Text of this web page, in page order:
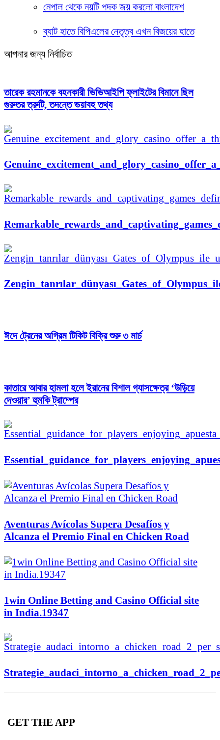
নেপাল থেকে নয়টি পদক জয় করলো বাংলাদেশ
ব্যাট হাতে বিপিএলের নেতৃত্ব এখন বিজয়ের হাতে
আপনার জন্য নির্বাচিত
তারেক রহমানকে বহনকারী ভিভিআইপি ফ্লাইটের বিমানে ছিল
গুরুতর ত্রুটি, তদন্তে ভয়াবহ তথ্য
ঈদে ট্রেনের অগ্রিম টিকিট বিক্রি শুরু ৩ মার্চ
কাতারে আবার হামলা হলে ইরানের বিশাল গ্যাসক্ষেত্র ‘উড়িয়ে
দেওয়ার’ হুমকি ট্রাম্পের
Aventuras Avícolas Supera Desafíos y
Alcanza el Premio Final en Chicken Road
1win Online Betting and Casino Official site
in India.19347
GET THE APP